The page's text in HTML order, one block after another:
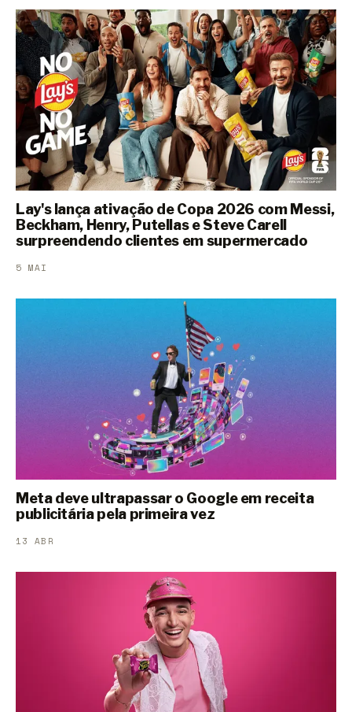
Lay's lança ativação de Copa 2026 com Messi,
Beckham, Henry, Putellas e Steve Carell
surpreendendo clientes em supermercado
5 MAI
Meta deve ultrapassar o Google em receita
publicitária pela primeira vez
13 ABR